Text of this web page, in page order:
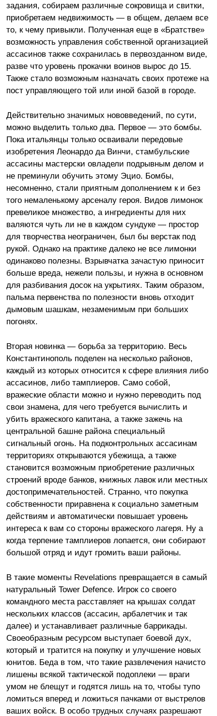
задания, собираем различные сокровища и свитки,
приобретаем недвижимость — в общем, делаем все
то, к чему привыкли. Полученная еще в «Братстве»
возможность управления собственной организацией
ассасинов также сохранилась в первозданном виде,
разве что уровень прокачки воинов вырос до 15.
Также стало возможным назначать своих протеже на
пост управляющего той или иной базой в городе.
Действительно значимых нововведений, по сути,
можно выделить только два. Первое — это бомбы.
Пока итальянцы только осваивали передовые
изобретения Леонардо да Винчи, стамбульские
ассасины мастерски овладели подрывным делом и
не преминули обучить этому Эцио. Бомбы,
несомненно, стали приятным дополнением к и без
того немаленькому арсеналу героя. Видов лимонок
превеликое множество, а ингредиенты для них
валяются чуть ли не в каждом сундуке — простор
для творчества неограничен, был бы верстак под
рукой. Однако на практике далеко не все лимонки
одинаково полезны. Взрывчатка зачастую приносит
больше вреда, нежели пользы, и нужна в основном
для разбивания досок на укрытиях. Таким образом,
пальма первенства по полезности вновь отходит
дымовым шашкам, незаменимым при больших
погонях.
Вторая новинка — борьба за территорию. Весь
Константинополь поделен на несколько районов,
каждый из которых относится к сфере влияния либо
ассасинов, либо тамплиеров. Само собой,
вражеские области можно и нужно переводить под
свои знамена, для чего требуется вычислить и
убить вражеского капитана, а также зажечь на
центральной башне района специальный
сигнальный огонь. На подконтрольных ассасинам
территориях открываются убежища, а также
становится возможным приобретение различных
строений вроде банков, книжных лавок или местных
достопримечательностей. Странно, что покупка
собственности приравнена к социально заметным
действиям и автоматически повышает уровень
интереса к вам со стороны вражеского лагеря. Ну а
когда терпение тамплиеров лопается, они собирают
большой отряд и идут громить ваши районы.
В такие моменты Revelations превращается в самый
натуральный Tower Defence. Игрок со своего
командного места расставляет на крышах солдат
нескольких классов (ассасин, арбалетчик и так
далее) и устанавливает различные баррикады.
Своеобразным ресурсом выступает боевой дух,
который и тратится на покупку и улучшение новых
юнитов. Беда в том, что такие развлечения начисто
лишены всякой тактической подоплеки — враги
умом не блещут и годятся лишь на то, чтобы тупо
ломиться вперед и ложиться пачками от выстрелов
ваших войск. В особо трудных случаях разрешают